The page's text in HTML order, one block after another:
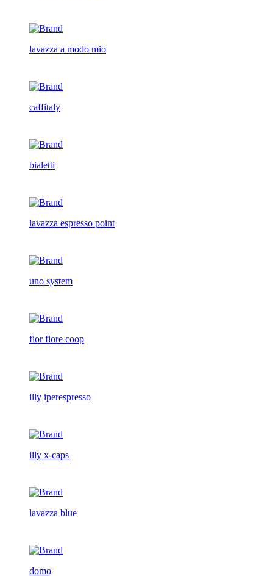
lavazza a modo mio
caffitaly
bialetti
lavazza espresso point
uno system
fior fiore coop
illy iperespresso
illy x-caps
lavazza blue
domo